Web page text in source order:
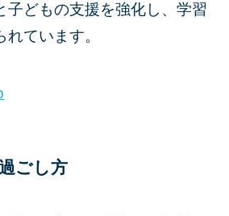
子どもの支援を強化し、学習
ています。
ごし方